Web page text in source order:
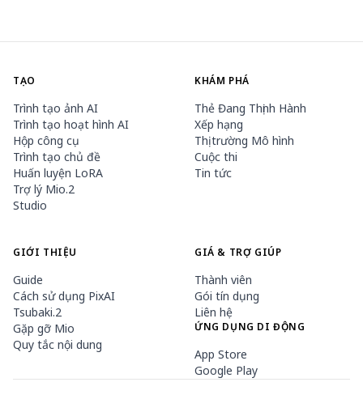
TẠO
Trình tạo ảnh AI
Trình tạo hoạt hình AI
Hộp công cụ
Trình tạo chủ đề
Huấn luyện LoRA
Trợ lý Mio.2
Studio
KHÁM PHÁ
Thẻ Đang Thịnh Hành
Xếp hạng
Thị trường Mô hình
Cuộc thi
Tin tức
GIỚI THIỆU
Guide
Cách sử dụng PixAI
Tsubaki.2
Gặp gỡ Mio
Quy tắc nội dung
GIÁ & TRỢ GIÚP
Thành viên
Gói tín dụng
Liên hệ
ỨNG DỤNG DI ĐỘNG
App Store
Google Play